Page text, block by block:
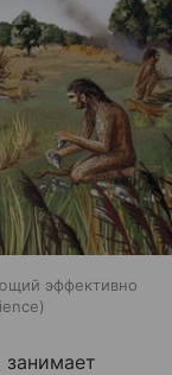
эффективно